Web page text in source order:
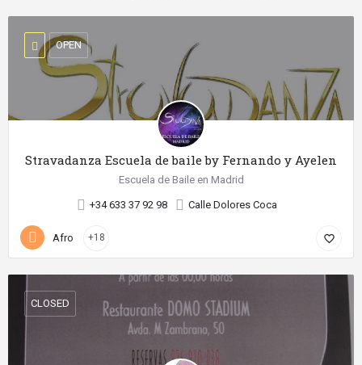
Stravadanza Escuela de baile by Fernando y Ayelen
Escuela de Baile en Madrid
+34 633 37 92 98 Calle Dolores Coca
OPEN
Afro +18 favorite_border
CLOSED